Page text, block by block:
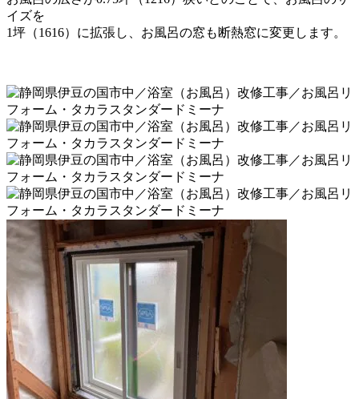
イズを
1坪（1616）に拡張し、お風呂の窓も断熱窓に変更します。